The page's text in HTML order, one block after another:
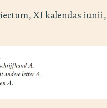
XI kalendas